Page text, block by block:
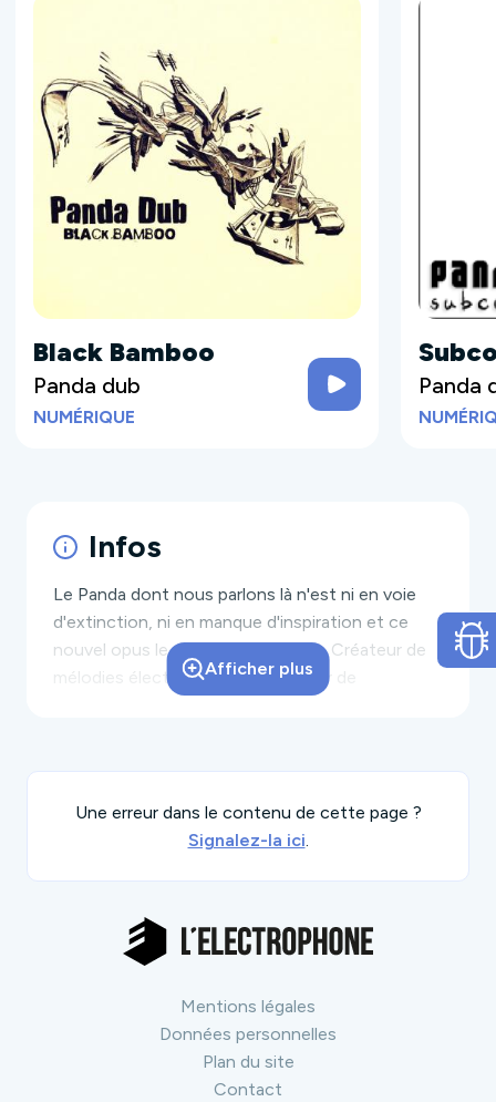
Black Bamboo
Panda dub
NUMÉRIQUE
Panda
Infos
Le Panda dont nous parlons là n'est ni en voie
d'extinction, ni en manque d'inspiration et ce
nouvel opus le prouve totalement. Créateur de
mélodies électroniques, instigateur de
comme son pelage, tout comme son son. C'est
cette dualité qui tiraille le Panda et qui sied si
volonté de plénitude. On y retrouve sont goût
prononcé pour le stepper, sa passion dévouée
ainsi que son inébranlable empathie pour
l'auditoire "affamé". En effet, le Panda sait
comment nous séduire, il devance nos émotions
et nous sert sur un plateau d'argent chaque
Afficher plus
Une erreur dans le contenu de cette page ?
Signalez-la ici.
Mentions légales
Données personnelles
Plan du site
Contact